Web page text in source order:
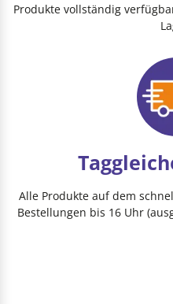
Produkte vollständig
Alle Produkte auf dem
Bestellungen bis 16 Uhr